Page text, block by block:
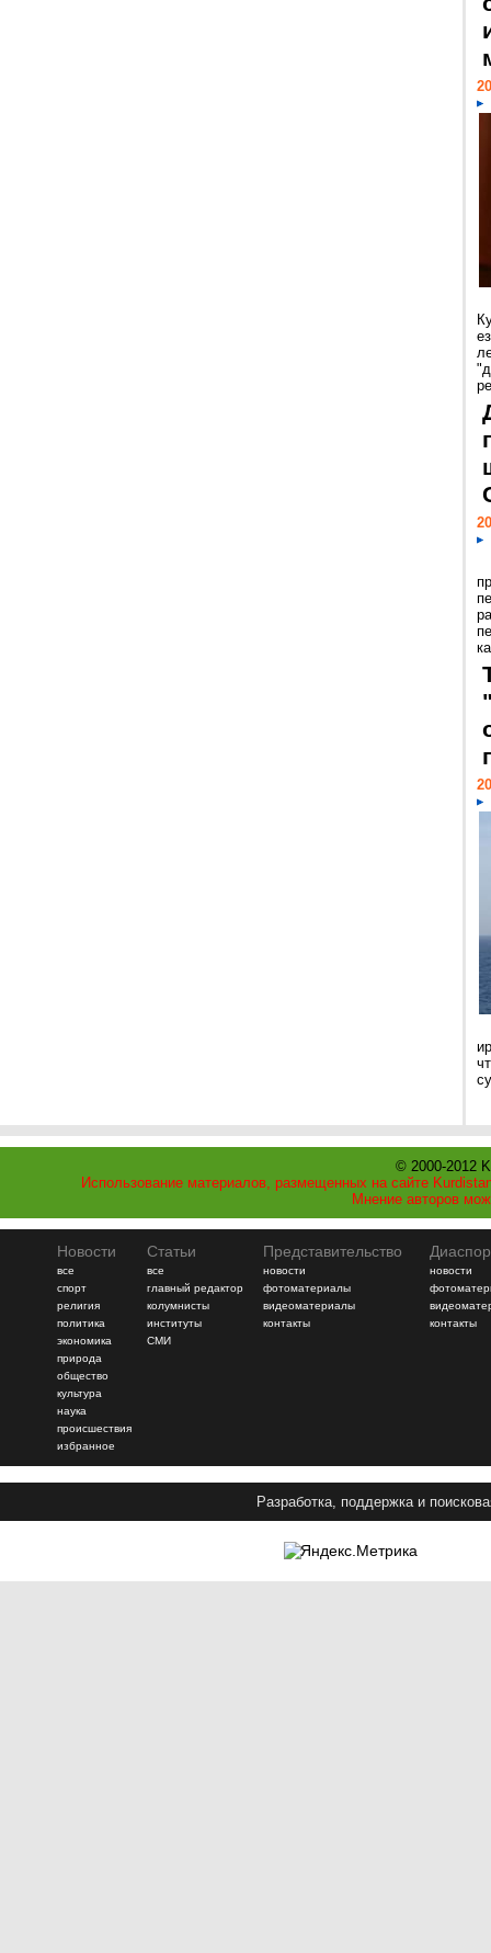
© 2000-2012
Использование материалов, размещенных на сайте
Мнение авторов
Новости
все
спорт
религия
политика
экономика
природа
общество
культура
наука
происшествия
избранное
Статьи
все
главный редактор
колумнисты
институты
СМИ
Представительство
новости
фотоматериалы
видеоматериалы
контакты
новости
контакты
Разработка, поддержка и